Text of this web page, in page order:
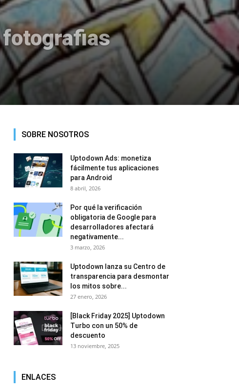
fotografias
SOBRE NOSOTROS
Uptodown Ads: monetiza
fácilmente tus aplicaciones
para Android
8 abril, 2026
Por qué la verificación
obligatoria de Google para
desarrolladores afectará
negativamente...
3 marzo, 2026
Uptodown lanza su Centro de
transparencia para desmontar
los mitos sobre...
27 enero, 2026
[Black Friday 2025] Uptodown
Turbo con un 50% de
descuento
13 noviembre, 2025
ENLACES